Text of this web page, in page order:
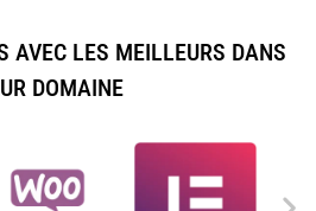
AVEC LES MEILLEURS DANS
DOMAINE